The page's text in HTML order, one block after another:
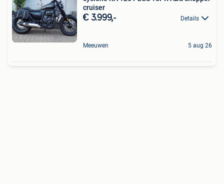
cruiser
€ 3.999,- Details
Meeuwen 5 aug 26